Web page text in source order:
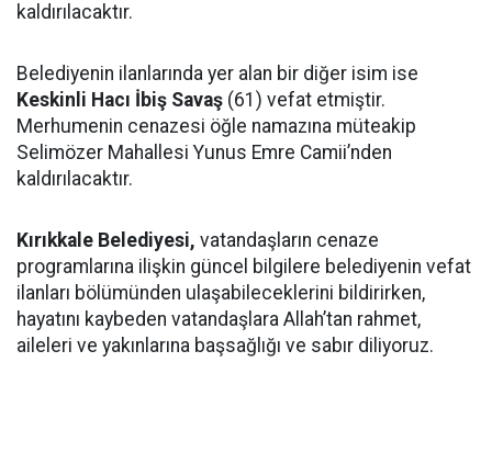
kaldırılacaktır.
Belediyenin ilanlarında yer alan bir diğer isim ise
Keskinli Hacı İbiş Savaş (61) vefat etmiştir.
Merhumenin cenazesi öğle namazına müteakip
Selimözer Mahallesi Yunus Emre Camii’nden
kaldırılacaktır.
Kırıkkale Belediyesi, vatandaşların cenaze
programlarına ilişkin güncel bilgilere belediyenin vefat
ilanları bölümünden ulaşabileceklerini bildirirken,
hayatını kaybeden vatandaşlara Allah’tan rahmet,
aileleri ve yakınlarına başsağlığı ve sabır diliyoruz.